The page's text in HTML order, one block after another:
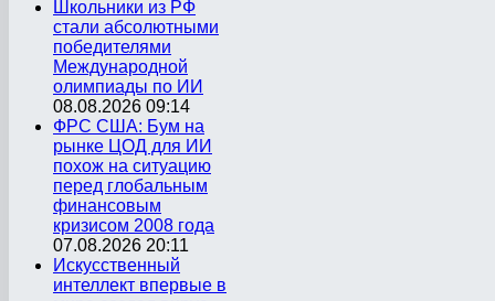
Школьники из РФ
стали абсолютными
победителями
Международной
олимпиады по ИИ
08.08.2026 09:14
ФРС США: Бум на
рынке ЦОД для ИИ
похож на ситуацию
перед глобальным
финансовым
кризисом 2008 года
07.08.2026 20:11
Искусственный
интеллект впервые в